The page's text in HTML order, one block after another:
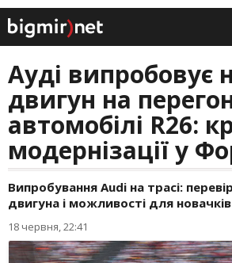
Ауді випробовує
двигун на
автомобілі R26:
модернізації у
Випробування Audi на трасі:
двигуна і можливості для
18 червня, 22:41